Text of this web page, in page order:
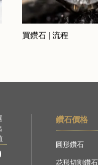
買鑽石 | 流程
鑽石價格
圓形鑽石
花形切割鑽石